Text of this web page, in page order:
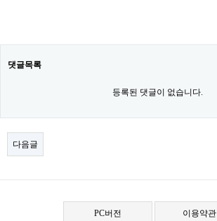
댓글목록
등록된 댓글이 없습니다.
다음글
PC버전 이용약관